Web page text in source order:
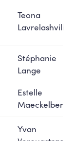
Teona
Lavrelashvili
Stéphanie
Lange
Estelle
Maeckelbergh
Yvan